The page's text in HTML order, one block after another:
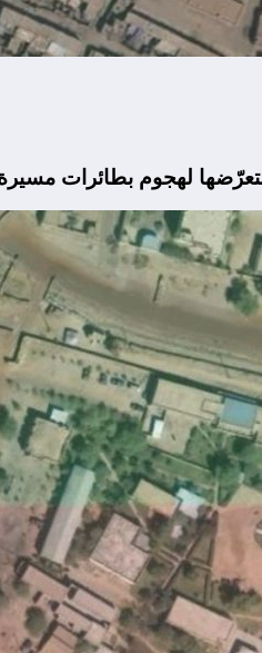
لهجوم بطائرات